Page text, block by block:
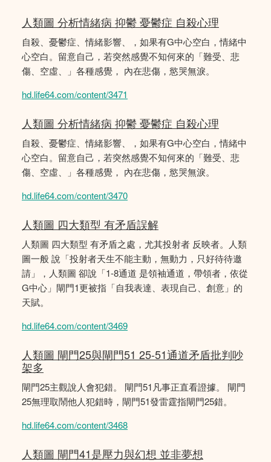
人類圖 分析情緒病 抑鬱 憂鬱症 自殺心理
自殺、憂鬱症、情緒影響、，如果有G中心空白，情緒中
心空白。留意自己，若突然感覺不知何來的「難受、悲
傷、空虛、」各種感覺， 內在悲傷，慾哭無淚。
hd.life64.com/content/3471
人類圖 分析情緒病 抑鬱 憂鬱症 自殺心理
自殺、憂鬱症、情緒影響、，如果有G中心空白，情緒中
心空白。留意自己，若突然感覺不知何來的「難受、悲
傷、空虛、」各種感覺， 內在悲傷，慾哭無淚。
hd.life64.com/content/3470
人類圖 四大類型 有矛盾誤解
人類圖 四大類型 有矛盾之處，尤其投射者 反映者。人類
圖一般 說「投射者天生不能主動，無動力，只好待待邀
請」，人類圖 卻說「1-8通道 是領袖通道，帶領者，依從
G中心」閘門1更被指「自我表達、表現自己、創意」的
天賦。
hd.life64.com/content/3469
人類圖 閘門25與閘門51 25-51通道矛盾批判吵
架多
閘門25主觀說人會犯錯。 閘門51凡事正直看證據。 閘門
25無理取鬧他人犯錯時，閘門51發雷霆指閘門25錯。
hd.life64.com/content/3468
人類圖 閘門41是壓力與幻想 並非夢想